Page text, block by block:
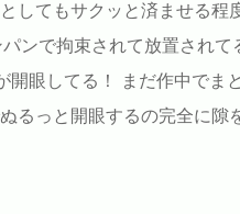
してもサクッと済ませる程
ンで拘束されて放置されて
開眼してる！ まだ作中でま
るっと開眼するの完全に隙